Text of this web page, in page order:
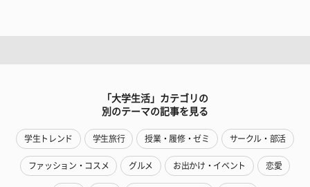
「大学生活」カテゴリの
別のテーマの記事を見る
学生トレンド 学生旅行 授業・履修・ゼミ サークル・部活
ファッション・コスメ グルメ お出かけ・イベント 恋愛